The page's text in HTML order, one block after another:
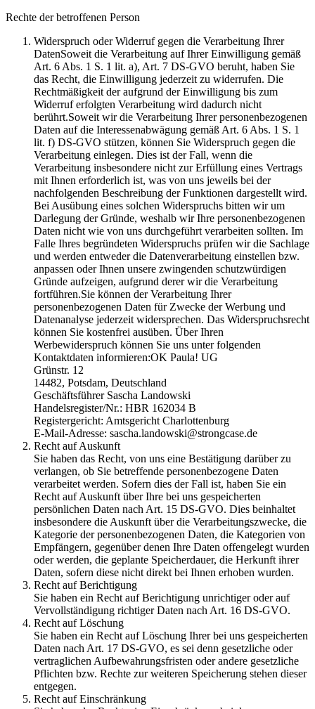
Rechte der betroffenen Person
Widerspruch oder Widerruf gegen die Verarbeitung Ihrer
DatenSoweit die Verarbeitung auf Ihrer Einwilligung gemäß
Art. 6 Abs. 1 S. 1 lit. a), Art. 7 DS-GVO beruht, haben Sie
das Recht, die Einwilligung jederzeit zu widerrufen. Die
Rechtmäßigkeit der aufgrund der Einwilligung bis zum
Widerruf erfolgten Verarbeitung wird dadurch nicht
berührt.Soweit wir die Verarbeitung Ihrer personenbezogenen
Daten auf die Interessenabwägung gemäß Art. 6 Abs. 1 S. 1
lit. f) DS-GVO stützen, können Sie Widerspruch gegen die
Verarbeitung einlegen. Dies ist der Fall, wenn die
Verarbeitung insbesondere nicht zur Erfüllung eines Vertrags
mit Ihnen erforderlich ist, was von uns jeweils bei der
nachfolgenden Beschreibung der Funktionen dargestellt wird.
Bei Ausübung eines solchen Widerspruchs bitten wir um
Darlegung der Gründe, weshalb wir Ihre personenbezogenen
Daten nicht wie von uns durchgeführt verarbeiten sollten. Im
Falle Ihres begründeten Widerspruchs prüfen wir die Sachlage
und werden entweder die Datenverarbeitung einstellen bzw.
anpassen oder Ihnen unsere zwingenden schutzwürdigen
Gründe aufzeigen, aufgrund derer wir die Verarbeitung
fortführen.Sie können der Verarbeitung Ihrer
personenbezogenen Daten für Zwecke der Werbung und
Datenanalyse jederzeit widersprechen. Das Widerspruchsrecht
können Sie kostenfrei ausüben. Über Ihren
Werbewiderspruch können Sie uns unter folgenden
Kontaktdaten informieren:OK Paula! UG
Grünstr. 12
14482, Potsdam, Deutschland
Geschäftsführer Sascha Landowski
Handelsregister/Nr.: HBR 162034 B
Registergericht: Amtsgericht Charlottenburg
E-Mail-Adresse: sascha.landowski@strongcase.de
Recht auf Auskunft
Sie haben das Recht, von uns eine Bestätigung darüber zu
verlangen, ob Sie betreffende personenbezogene Daten
verarbeitet werden. Sofern dies der Fall ist, haben Sie ein
Recht auf Auskunft über Ihre bei uns gespeicherten
persönlichen Daten nach Art. 15 DS-GVO. Dies beinhaltet
insbesondere die Auskunft über die Verarbeitungszwecke, die
Kategorie der personenbezogenen Daten, die Kategorien von
Empfängern, gegenüber denen Ihre Daten offengelegt wurden
oder werden, die geplante Speicherdauer, die Herkunft ihrer
Daten, sofern diese nicht direkt bei Ihnen erhoben wurden.
Recht auf Berichtigung
Sie haben ein Recht auf Berichtigung unrichtiger oder auf
Vervollständigung richtiger Daten nach Art. 16 DS-GVO.
Recht auf Löschung
Sie haben ein Recht auf Löschung Ihrer bei uns gespeicherten
Daten nach Art. 17 DS-GVO, es sei denn gesetzliche oder
vertraglichen Aufbewahrungsfristen oder andere gesetzliche
Pflichten bzw. Rechte zur weiteren Speicherung stehen dieser
entgegen.
Recht auf Einschränkung